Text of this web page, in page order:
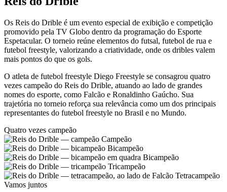
Os Reis do Drible é um evento especial de exibição e competição
promovido pela TV Globo dentro da programação do Esporte
Espetacular. O torneio reúne elementos do futsal, futebol de rua e
futebol freestyle, valorizando a criatividade, onde os dribles valem
mais pontos do que os gols.
O atleta de futebol freestyle Diego Freestyle se consagrou quatro
vezes campeão do Reis do Drible, atuando ao lado de grandes
nomes do esporte, como Falcão e Ronaldinho Gaúcho. Sua
trajetória no torneio reforça sua relevância como um dos principais
representantes do futebol freestyle no Brasil e no Mundo.
Quatro vezes campeão
Campeão
Bicampeão
Bicampeão
Tricampeão
Tetracampeão
Vamos juntos